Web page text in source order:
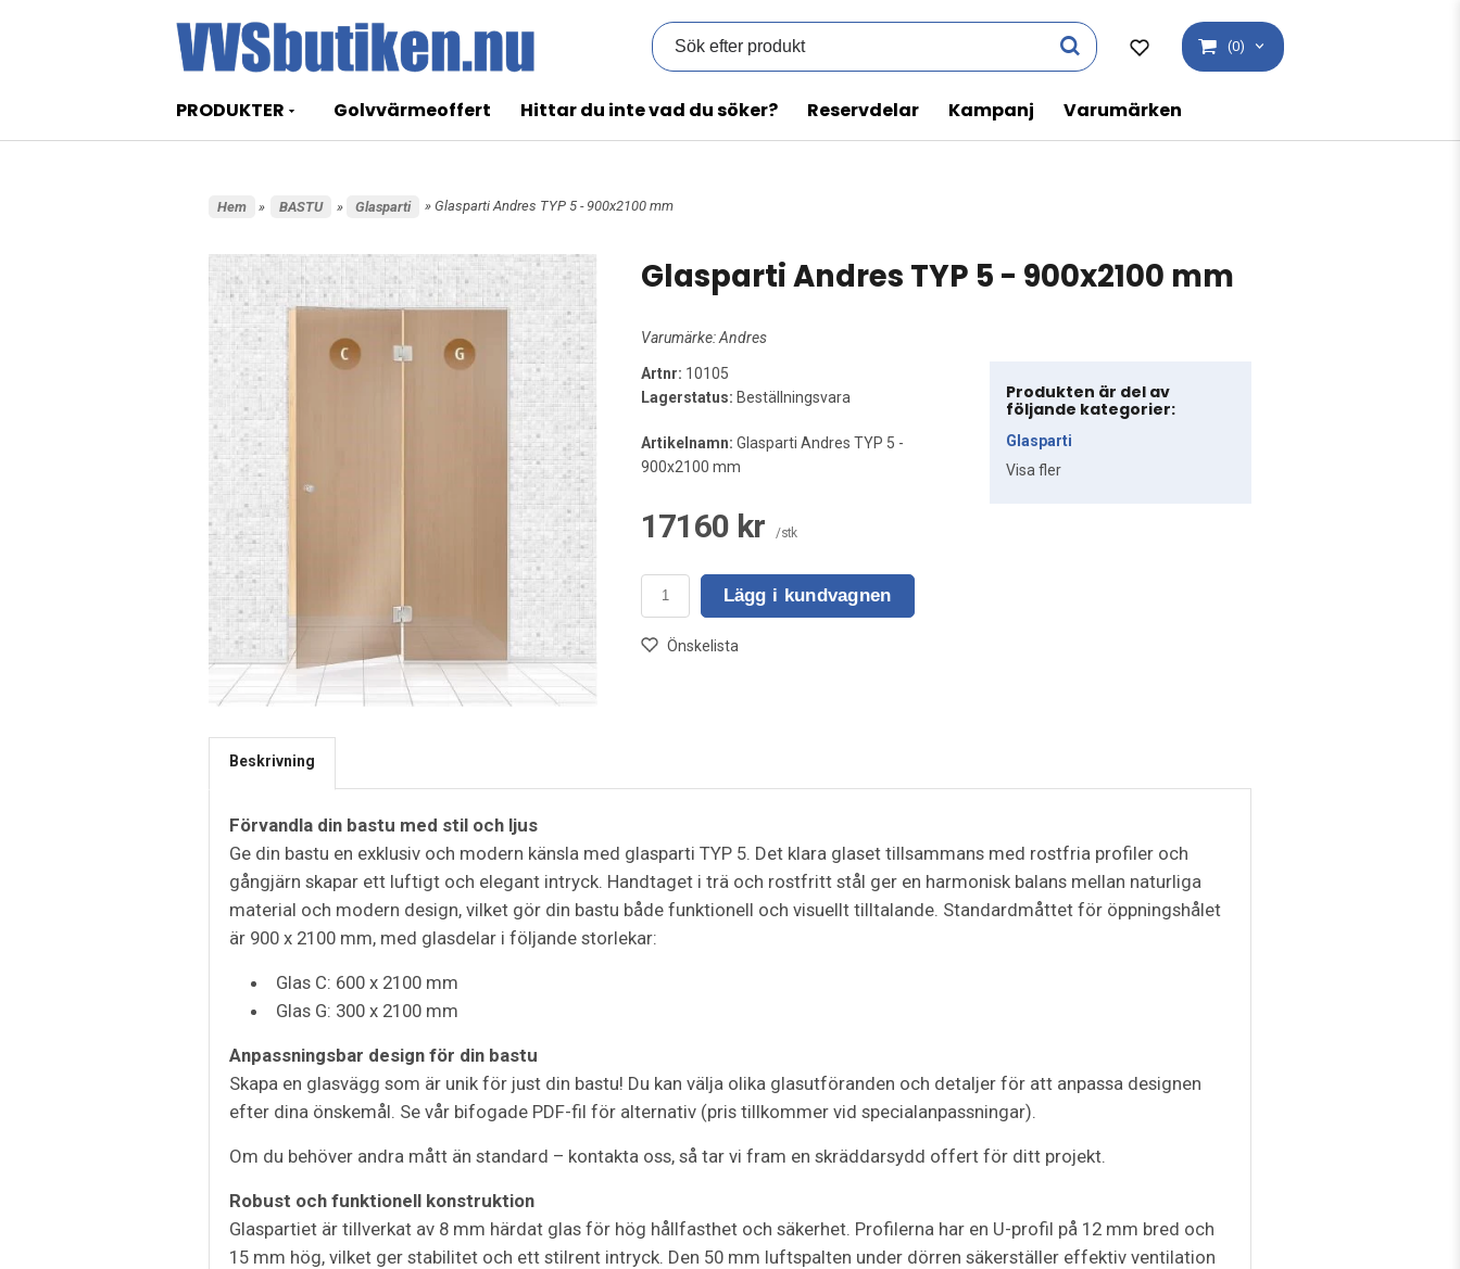
(0)
PRODUKTER Golvvärmeoffert Hittar du inte vad du söker? Reservdelar Kampanj Varumärken
Hem » BASTU » Glasparti » Glasparti Andres TYP 5 - 900x2100 mm
Glasparti Andres TYP 5 - 900x2100 mm
Varumärke:Andres
Artnr: 10105
Lagerstatus: Beställningsvara
Artikelnamn: Glasparti Andres TYP 5 -
900x2100 mm
17160 kr /stk
Lägg i kundvagnen
Önskelista
Produkten är del av
följande kategorier:
Glasparti
Visa fler
Beskrivning
Förvandla din bastu med stil och ljus
Ge din bastu en exklusiv och modern känsla med glasparti TYP 5. Det klara glaset tillsammans med rostfria profiler och
gångjärn skapar ett luftigt och elegant intryck. Handtaget i trä och rostfritt stål ger en harmonisk balans mellan naturliga
material och modern design, vilket gör din bastu både funktionell och visuellt tilltalande. Standardmåttet för öppningshålet
är 900 x 2100 mm, med glasdelar i följande storlekar:
Glas C: 600 x 2100 mm
Glas G: 300 x 2100 mm
Anpassningsbar design för din bastu
Skapa en glasvägg som är unik för just din bastu! Du kan välja olika glasutföranden och detaljer för att anpassa designen
efter dina önskemål. Se vår bifogade PDF-fil för alternativ (pris tillkommer vid specialanpassningar).
Om du behöver andra mått än standard – kontakta oss, så tar vi fram en skräddarsydd offert för ditt projekt.
Robust och funktionell konstruktion
Glaspartiet är tillverkat av 8 mm härdat glas för hög hållfasthet och säkerhet. Profilerna har en U-profil på 12 mm bred och
15 mm hög, vilket ger stabilitet och ett stilrent intryck. Den 50 mm luftspalten under dörren säkerställer effektiv ventilation